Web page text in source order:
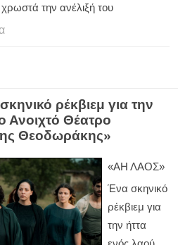
την ανέλιξή του
ρέκβιεμ για την
Ανοιχτό Θέατρο
Θεοδωράκης»
«ΑΗ ΛΑΟΣ»
Ένα σκηνικό
ρέκβιεμ για
την ήττα